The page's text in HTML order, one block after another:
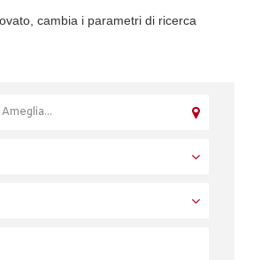
cambia i parametri di ricerca